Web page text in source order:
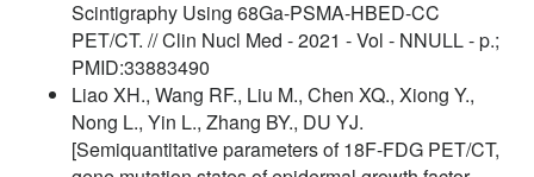
Scintigraphy Using 68Ga-PSMA-HBED-CC
PET/CT. // Clin Nucl Med - 2021 - Vol - NNULL - p.;
PMID:33883490
Liao XH., Wang RF., Liu M., Chen XQ., Xiong Y.,
Nong L., Yin L., Zhang BY., DU YJ.
[Semiquantitative parameters of 18F-FDG PET/CT,